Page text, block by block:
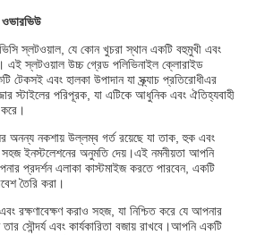
ওভারভিউ
স্লটওয়াল, যে কোন খুচরা স্থান একটি বহুমুখী এবং
স্লটওয়াল উচ্চ গ্রেড পলিভিনাইল ক্লোরাইড
টেকসই এবং হালকা উপাদান যা স্ক্র্যাচ প্রতিরোধীএর
স্টাইলের পরিপূরক, যা এটিকে আধুনিক এবং ঐতিহ্যবাহী
অনন্য নকশায় উল্লম্ব গর্ত রয়েছে যা তাক, হুক এবং
সহজ ইনস্টলেশনের অনুমতি দেয়।এই নমনীয়তা আপনি
প্রদর্শন এলাকা কাস্টমাইজ করতে পারবেন, একটি
তৈরি করা।
রক্ষণাবেক্ষণ করাও সহজ, যা নিশ্চিত করে যে আপনার
সৌন্দর্য এবং কার্যকারিতা বজায় রাখবে।আপনি একটি